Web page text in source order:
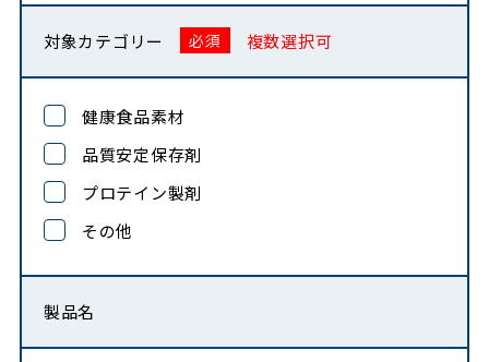
対象カテゴリー 複数選択可
健康食品素材
品質安定保存剤
プロテイン製剤
その他
製品名